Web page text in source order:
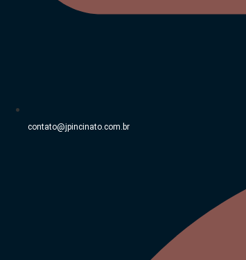
contato@jpincinato.com.br